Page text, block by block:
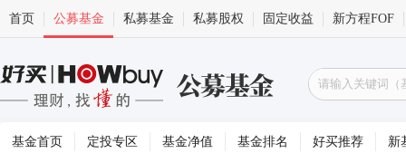
首页 公募基金 私募基金 私募股权 固定收益 新方程FOF
基金首页 定投专区 基金净值 基金排名 好买推荐 新